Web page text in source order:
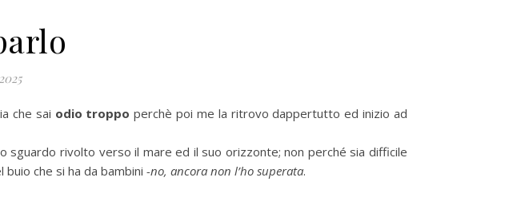
che sai odio troppo perchè poi me la ritrovo dappertutto ed inizio ad
sguardo rivolto verso il mare ed il suo orizzonte; non perché sia difficile
che si ha da bambini -no, ancora non l’ho superata.